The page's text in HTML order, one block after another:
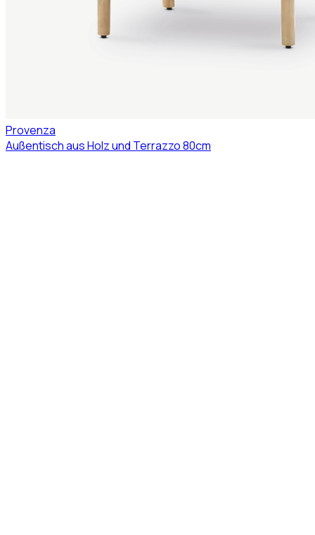
Provenza
Außentisch aus Holz und Terrazzo 80cm